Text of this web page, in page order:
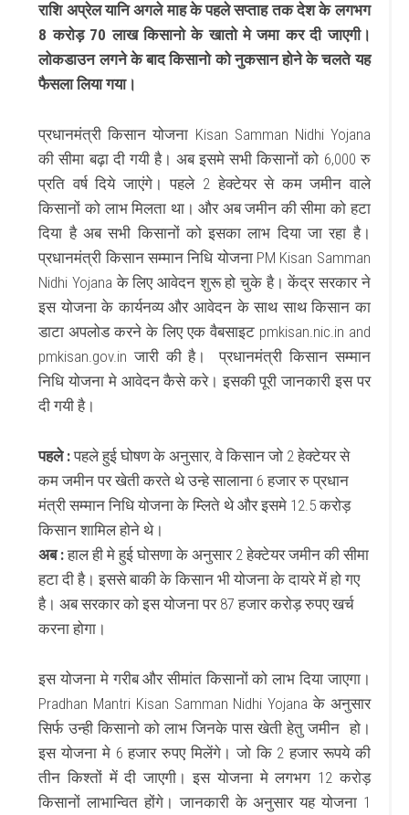
राशि अप्रेल यानि अगले माह के पहले सप्ताह तक देश के लगभग
8 करोड़ 70 लाख किसानो के खातो मे जमा कर दी जाएगी।
लोकडाउन लगने के बाद किसानो को नुकसान होने के चलते यह
फैसला लिया गया।
प्रधानमंत्री किसान योजना Kisan Samman Nidhi Yojana
की सीमा बढ़ा दी गयी है। अब इसमे सभी किसानों को 6,000 रु
प्रति वर्ष दिये जाएंगे। पहले 2 हेक्टेयर से कम जमीन वाले
किसानों को लाभ मिलता था। और अब जमीन की सीमा को हटा
दिया है अब सभी किसानों को इसका लाभ दिया जा रहा है।
प्रधानमंत्री किसान सम्मान निधि योजना PM Kisan Samman
Nidhi Yojana के लिए आवेदन शुरू हो चुके है। केंद्र सरकार ने
इस योजना के कार्यनव्य और आवेदन के साथ साथ किसान का
डाटा अपलोड करने के लिए एक वैबसाइट pmkisan.nic.in and
pmkisan.gov.in जारी की है। प्रधानमंत्री किसान सम्मान
निधि योजना मे आवेदन कैसे करे। इसकी पूरी जानकारी इस पर
दी गयी है।
पहले :पहले हुई घोषण के अनुसार, वे किसान जो 2 हेक्टेयर से
कम जमीन पर खेती करते थे उन्हे सालाना 6 हजार रु प्रधान
मंत्री सम्मान निधि योजना के म्लिते थे और इसमे 12.5 करोड़
किसान शामिल होने थे।
अब :हाल ही मे हुई घोसणा के अनुसार 2 हेक्टेयर जमीन की सीमा
हटा दी है। इससे बाकी के किसान भी योजना के दायरे में हो गए
है। अब सरकार को इस योजना पर 87 हजार करोड़ रुपए खर्च
करना होगा।
इस योजना मे गरीब और सीमांत किसानों को लाभ दिया जाएगा।
Pradhan Mantri Kisan Samman Nidhi Yojana के अनुसार
सिर्फ उन्ही किसानो को लाभ जिनके पास खेती हेतु जमीन हो।
इस योजना मे 6 हजार रुपए मिलेंगे। जो कि 2 हजार रूपये की
तीन किश्तों में दी जाएगी। इस योजना मे लगभग 12 करोड़
किसानों लाभान्वित होंगे। जानकारी के अनुसार यह योजना 1